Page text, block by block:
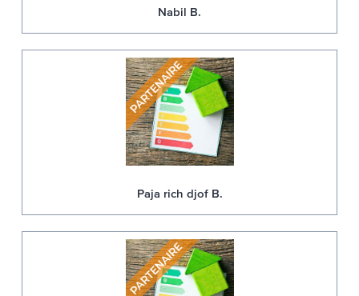
Nabil B.
Paja rich djof B.